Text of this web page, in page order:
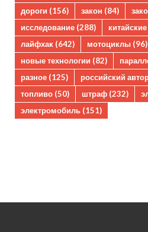
дороги (156) закон (84)
исследование (288)
лайфхак (642) мотоциклы (96)
новые технологии (82)
разное (125) российский
топливо (50) штраф (232)
электромобиль (151)